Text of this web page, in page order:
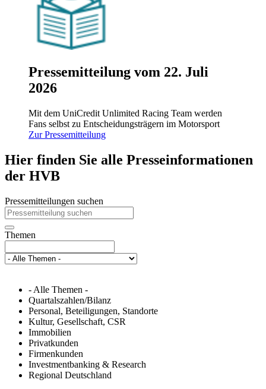
Pressemitteilung vom 22. Juli
2026
Mit dem UniCredit Unlimited Racing Team werden
Fans selbst zu Entscheidungsträgern im Motorsport
Zur Pressemitteilung
Hier finden Sie alle Presseinformationen
der HVB
Pressemitteilungen suchen
Themen
- Alle Themen -
Quartalszahlen/Bilanz
Personal, Beteiligungen, Standorte
Kultur, Gesellschaft, CSR
Immobilien
Privatkunden
Firmenkunden
Investmentbanking & Research
Regional Deutschland